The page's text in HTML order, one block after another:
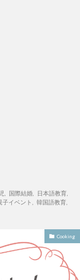
国際結婚, 日本語教育,
子イベント 韓国語教育
Cooking